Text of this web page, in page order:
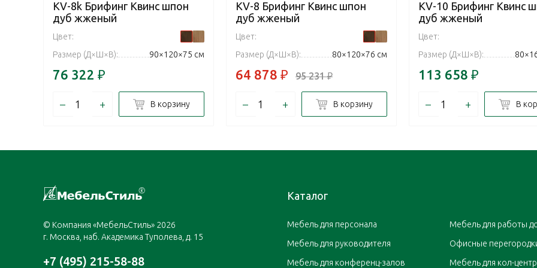
KV-8k Брифинг Квинс шпон
дуб жженый
Цвет:
Размер (Д×Ш×В):
90×120×75 см
76 322 ₽
– + В корзину
KV-8 Брифинг Квинс шпон
дуб жженый
Цвет:
Размер (Д×Ш×В):
80×120×76 см
64 878 ₽ 95 231₽
– + В корзину
KV-10 Брифинг Квинс
дуб жженый
Цвет:
Размер (Д×Ш×В):
113 658 ₽
– + В
© Компания «МебельСтиль» 2026
г. Москва, наб. Академика Туполева, д. 15
+7 (495) 215-58-88
Каталог
Мебель для персонала
Мебель для руководителя
Мебель для конференц-залов
Мебель для работы
Офисные
Мебель для кол-